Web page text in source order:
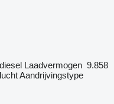
diesel Laadvermogen 9.858
Aandrijvingstype